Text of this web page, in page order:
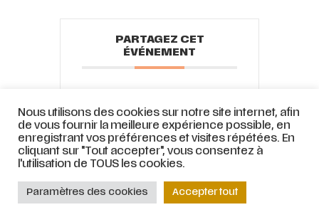
PARTAGEZ CET
ÉVÉNEMENT
© ATELIER LYRIQUE DE TOURCOING | Mentions légales|Stratégie web
accompagnement parCOJT – Cabinet conseil web –
Nous utilisons des cookies sur notre site internet, afin
de vous fournir la meilleure expérience possible, en
enregistrant vos préférences et visites répétées. En
cliquant sur "Tout accepter", vous consentez à
l'utilisation de TOUS les cookies.
Paramètres des cookies Accepter tout